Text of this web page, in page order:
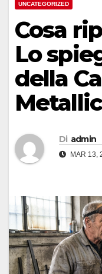
UNCATEGORIZED
Cosa
Lo
della
Di admin
MAR 13,